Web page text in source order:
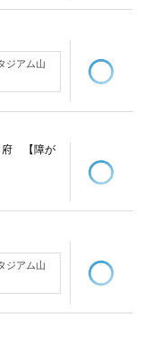
ジアム山
府 【障が
ジアム山